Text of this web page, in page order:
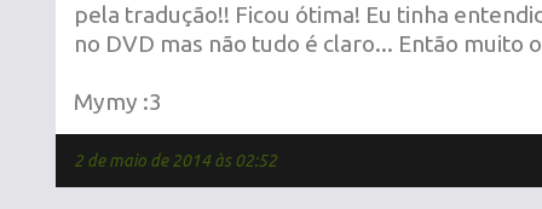
pela tradução!! Ficou ótima! Eu tinha
no DVD mas não tudo é claro... Então muito
Mymy :3
2 de maio de 2014 às 02:52